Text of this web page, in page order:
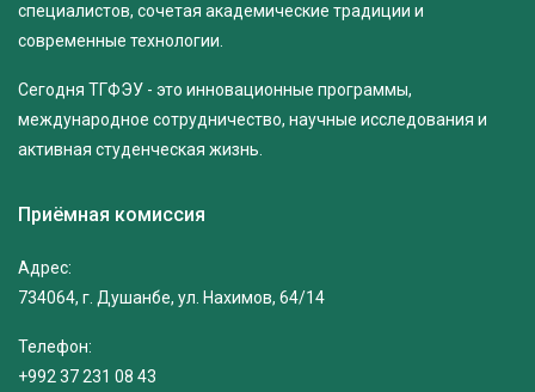
специалистов, сочетая академические традиции и
современные технологии.
Сегодня ТГФЭУ - это инновационные программы,
международное сотрудничество, научные исследования и
активная студенческая жизнь.
Приёмная комиссия
Адрес:
734064, г. Душанбе, ул. Нахимов, 64/14
Телефон:
+992 37 231 08 43